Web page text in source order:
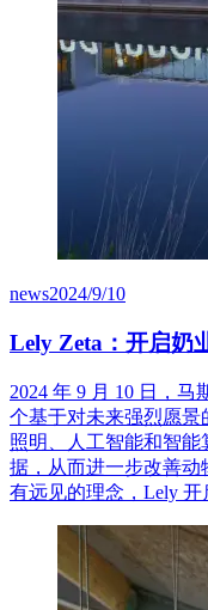
news2024/9/10
Lely Zeta：开启奶
2024 年 9 月 10 日，马
个基于对未来强烈愿
照明、人工智能和智能
据，从而进一步改善动
有远见的理念，Lely 开